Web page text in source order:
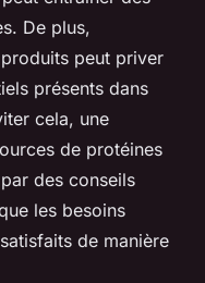
De plus,
produits peut priver
présents dans
cela, une
de protéines
des conseils
les besoins
de manière